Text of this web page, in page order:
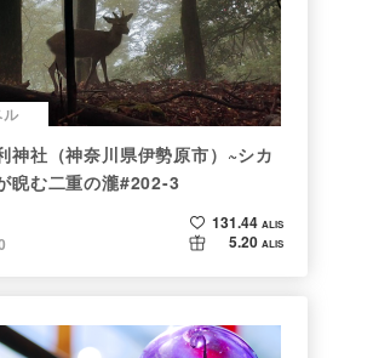
ル
神社（神奈川県伊勢原市）~シカ
睨む二重の瀧#202-3
131.44 ALIS
5.20 ALIS